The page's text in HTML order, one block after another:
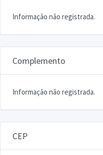
Informação não registrada.
Complemento
Informação não registrada.
CEP